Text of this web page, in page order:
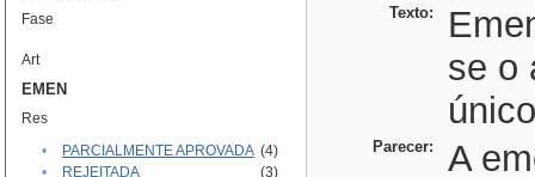
Fase
Art
EMEN
Res
•
PARCIALMENTE APROVADA (4)
•
REJEITADA
(3)
Texto:
se o
Parecer:
A